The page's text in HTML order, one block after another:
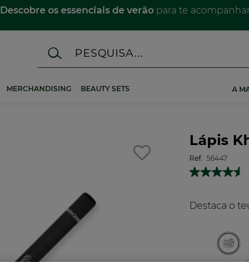
Descobre os essenciais de verão para te
MERCHANDISING BEAUTY SETS A
Lápis
Ref. 56447
Destaca o